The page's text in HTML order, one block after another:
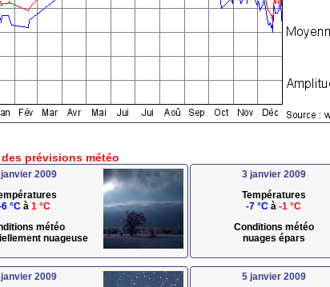
prévisions météo
2009
°C à 1 °C
météo
nuageuse
3 janvier 2009
Températures
-7 °C à -1 °C
Conditions météo
nuages épars
2009
5 janvier 2009